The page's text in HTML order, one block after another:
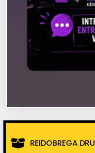
REIDOBREGA